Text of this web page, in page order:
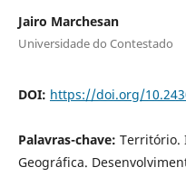
Jairo Marchesan
Universidade do Contestado
DOI: https://doi.org/
Palavras-chave: Território.
Geográfica.